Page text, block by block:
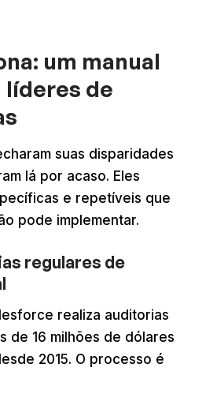
um manual
líderes de
suas disparidades
lá por acaso. Eles
e repetíveis que
pode implementar.
regulares de
realiza auditorias
de 16 milhões de dólares
2015. O processo é